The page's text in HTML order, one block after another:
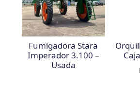
Fumigadora Stara
Imperador 3.100 –
Usada